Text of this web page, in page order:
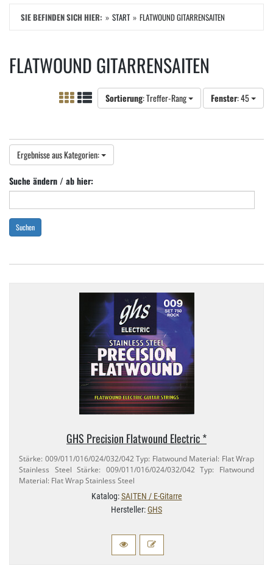
SIE BEFINDEN SICH HIER: START FLATWOUND GITARRENSAITEN
FLATWOUND GITARRENSAITEN
Sortierung: Treffer-Rang Fenster: 45
Ergebnisse aus Kategorien:
Suche ändern / ab hier:
Suchen
GHS Precision Flatwound Electric *
Stärke: 009/​011/​016/​024/​032/​042 Typ: Flatwound Material: Flat Wrap
Stainless Steel Stärke: 009/​011/​016/​024/​032/​042 Typ: Flatwound
Material: Flat Wrap Stainless Steel
Katalog:SAITEN / E-Gitarre
Hersteller:GHS